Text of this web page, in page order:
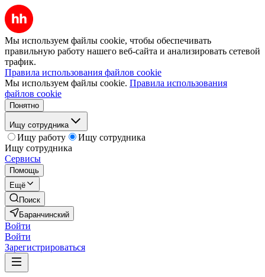
Мы используем файлы cookie, чтобы обеспечивать
правильную работу нашего веб-сайта и анализировать сетевой
трафик.
Правила использования файлов cookie
Мы используем файлы cookie. Правила использования
файлов cookie
Понятно
Ищу сотрудника
Ищу работу
Ищу сотрудника
Ищу сотрудника
Сервисы
Помощь
Ещё
Поиск
Баранчинский
Войти
Войти
Зарегистрироваться